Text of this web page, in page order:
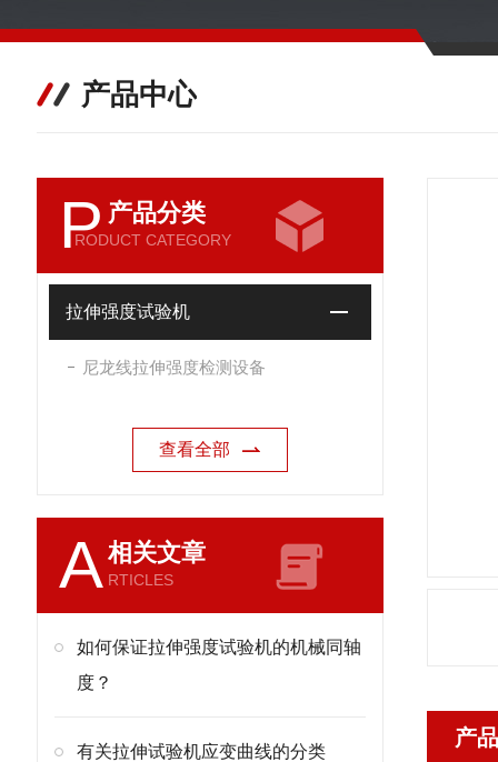
产品中心
P 产品分类
RODUCT CATEGORY
拉伸强度试验机
尼龙线拉伸强度检测设备
查看全部
A相关文章
RTICLES
如何保证拉伸强度试验机的机械同轴
度？
有关拉伸试验机应变曲线的分类
产